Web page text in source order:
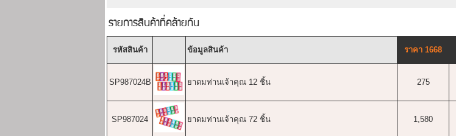
รายการสินค้าที่คล้ายกัน
รหัสสินค้า ข้อมูลสินค้า ราคา 1668
SP987024B ยาดมท่านเจ้าคุณ 12 ชิ้น 275
SP987024 ยาดมท่านเจ้าคุณ 72 ชิ้น 1,580